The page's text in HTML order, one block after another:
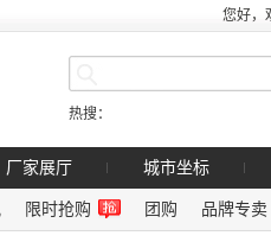
您好，
热搜：
厂家展厅 城市坐标
限时抢购 团购 品牌专卖